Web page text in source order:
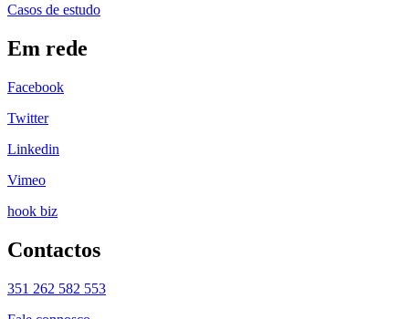
Casos de estudo
Em rede
Facebook
Twitter
Linkedin
Vimeo
hook biz
Contactos
351 262 582 553